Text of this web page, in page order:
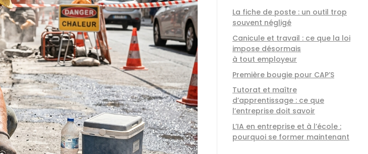
La fiche de poste : un outil trop
souvent négligé
Canicule et travail : ce que la loi
impose désormais
à tout employeur
Première bougie pour CAP’S
Tutorat et maître
d’apprentissage : ce que
l’entreprise doit savoir
L’IA en entreprise et à l’école :
pourquoi se former maintenant